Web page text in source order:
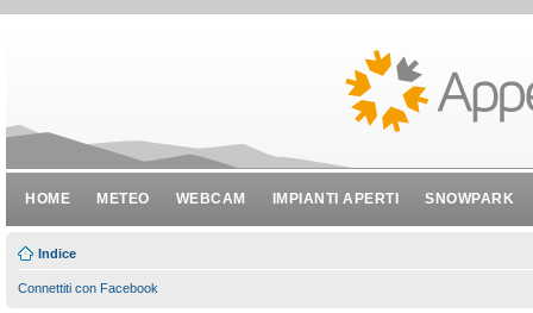
HOME METEO WEBCAM IMPIANTI APERTI SNOWPARK
Indice
Connettiti con Facebook